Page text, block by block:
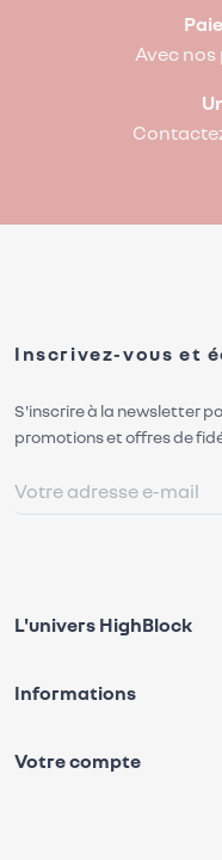
Avec
Inscrivez-vous et
S'inscrire à la newsletter
promotions et offres de
L'univers HighBlock
Informations
Votre compte